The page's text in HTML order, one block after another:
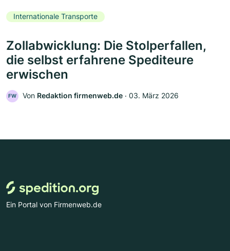
Internationale Transporte
Zollabwicklung: Die Stolperfallen,
die selbst erfahrene Spediteure
erwischen
FW Von Redaktion firmenweb.de ‧ 03. März 2026
Ein Portal von Firmenweb.de